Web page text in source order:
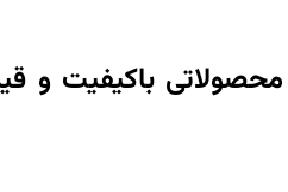
محصولاتی باکیفیت